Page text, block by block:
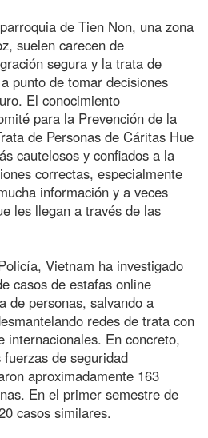
de Tien Non, una zona
suelen carecen de
segura y la trata de
punto de tomar decisiones
El conocimiento
para la Prevención de la
de Personas de Cáritas Hue
cautelosos y confiados a la
correctas, especialmente
información y a veces
les llegan a través de las
Vietnam ha investigado
casos de estafas online
de personas, salvando a
redes de trata con
internacionales. En concreto,
de seguridad
aproximadamente 163
En el primer semestre de
casos similares.